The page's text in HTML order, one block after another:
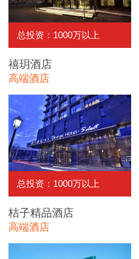
总投资：1000万以上
禧玥酒店
高端酒店
总投资：1000万以上
桔子精品酒店
高端酒店